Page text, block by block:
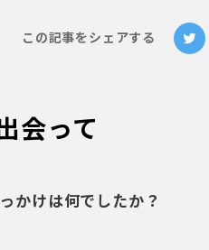
この記事をシェアする
会って
かけは何でしたか？